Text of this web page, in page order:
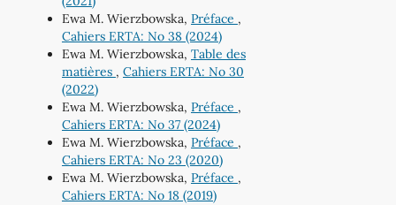
Ewa M. Wierzbowska, Préface ,
Cahiers ERTA: No 38 (2024)
Ewa M. Wierzbowska, Table des
matières , Cahiers ERTA: No 30
(2022)
Ewa M. Wierzbowska, Préface ,
Cahiers ERTA: No 37 (2024)
Ewa M. Wierzbowska, Préface ,
Cahiers ERTA: No 23 (2020)
Ewa M. Wierzbowska, Préface ,
Cahiers ERTA: No 18 (2019)